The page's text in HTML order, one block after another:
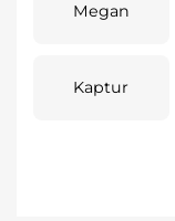
Megan
Kaptur